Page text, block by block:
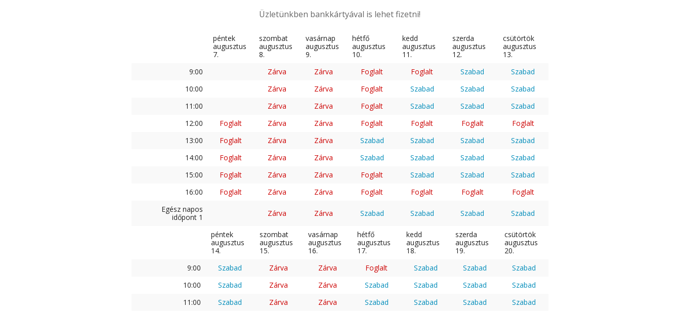
Üzletünkben bankkártyával is lehet fizetni!
péntek
augusztus
7.
szombat
augusztus
8.
vasárnap
augusztus
9.
hétfő
augusztus
10.
kedd
augusztus
11.
szerda
augusztus
12.
csütörtök
augusztus
13.
9:00
Zárva Zárva Foglalt Foglalt Szabad
Szabad
10:00
Zárva Zárva Foglalt Szabad Szabad
Szabad
11:00
Zárva Zárva Foglalt Szabad Szabad
Szabad
12:00
Foglalt Zárva Zárva Foglalt Foglalt Foglalt
Foglalt
13:00
Foglalt Zárva Zárva Szabad Szabad Szabad
Szabad
14:00
Foglalt Zárva Zárva Szabad Szabad Szabad
Szabad
15:00
Foglalt Zárva Zárva Foglalt Szabad Szabad
Szabad
16:00
Foglalt Zárva Zárva Foglalt Foglalt Foglalt
Foglalt
Egész napos
időpont 1
Zárva Zárva Szabad Szabad Szabad Szabad
péntek
augusztus
14.
szombat
augusztus
15.
vasárnap
augusztus
16.
hétfő
augusztus
17.
kedd
augusztus
18.
szerda
augusztus
19.
csütörtök
augusztus
20.
9:00
Szabad Zárva Zárva Foglalt Szabad Szabad
Szabad
10:00
Szabad Zárva Zárva Szabad Szabad Szabad
Szabad
11:00
Szabad Zárva Zárva Szabad Szabad Szabad
Szabad